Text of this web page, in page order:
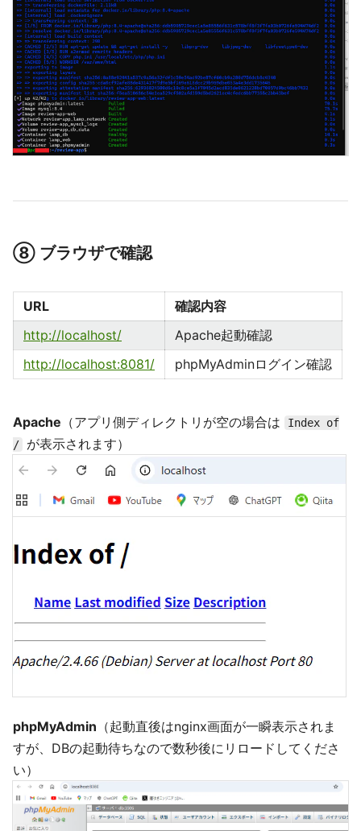
⑧ ブラウザで確認
URL
確認内容
http://localhost/
Apache起動確認
http://localhost:8081/
phpMyAdminログイン確認
Apache （アプリ側ディレクトリが空の場合は
Index of
/
が表示されます）
phpMyAdmin （起動直後はnginx画面が一瞬表示されま
すが、DBの起動待ちなので数秒後にリロードしてくださ
い）